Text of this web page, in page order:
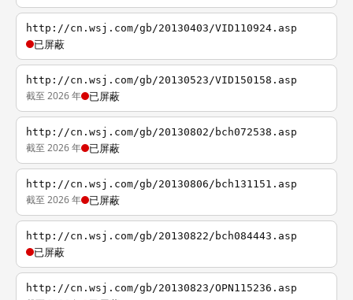
http://cn.wsj.com/gb/20130403/VID110924.asp
已屏蔽
http://cn.wsj.com/gb/20130523/VID150158.asp
截至 2026 年 已屏蔽
http://cn.wsj.com/gb/20130802/bch072538.asp
截至 2026 年 已屏蔽
http://cn.wsj.com/gb/20130806/bch131151.asp
截至 2026 年 已屏蔽
http://cn.wsj.com/gb/20130822/bch084443.asp
已屏蔽
http://cn.wsj.com/gb/20130823/OPN115236.asp